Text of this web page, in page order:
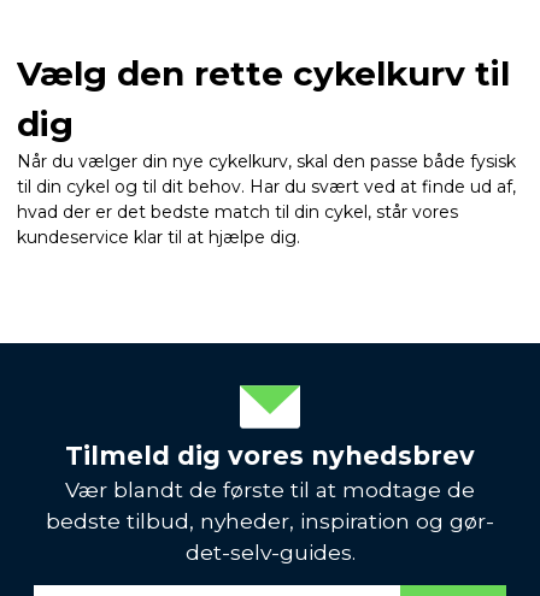
Vælg den rette cykelkurv til
dig
Når du vælger din nye cykelkurv, skal den passe både fysisk
til din cykel og til dit behov. Har du svært ved at finde ud af,
hvad der er det bedste match til din cykel, står vores
kundeservice klar til at hjælpe dig.
Tilmeld dig vores nyhedsbrev
Vær blandt de første til at modtage de
bedste tilbud, nyheder, inspiration og gør-
det-selv-guides.